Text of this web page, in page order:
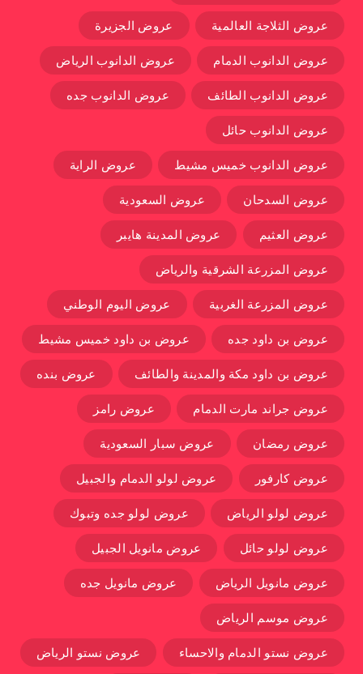
عروض الثلاجة العالمية عروض الجزيرة
عروض الدانوب الدمام عروض الدانوب الرياض
عروض الدانوب الطائف عروض الدانوب جده
عروض الدانوب حائل
عروض الدانوب خميس مشيط عروض الراية
عروض السدحان عروض السعودية
عروض العثيم عروض المدينة هايبر
عروض المزرعة الشرقية والرياض
عروض المزرعة الغربية عروض اليوم الوطني
عروض بن داود جده عروض بن داود خميس مشيط
عروض بن داود مكة والمدينة والطائف عروض بنده
عروض جراند مارت الدمام عروض رامز
عروض رمضان عروض سبار السعودية
عروض كارفور عروض لولو الدمام والجبيل
عروض لولو الرياض عروض لولو جده وتبوك
عروض لولو حائل عروض مانويل الجبيل
عروض مانويل الرياض عروض مانويل جده
عروض موسم الرياض
عروض نستو الدمام والاحساء عروض نستو الرياض